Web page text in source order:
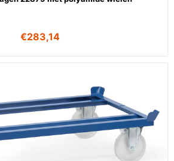
€283,14